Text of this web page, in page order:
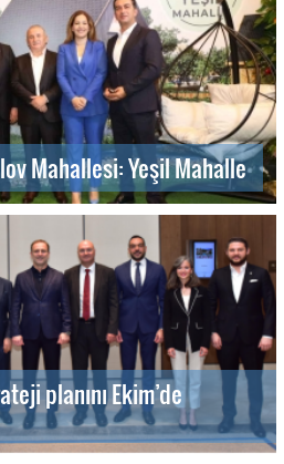
Mahallesi: Yeşil Mahalle
planını Ekim’de